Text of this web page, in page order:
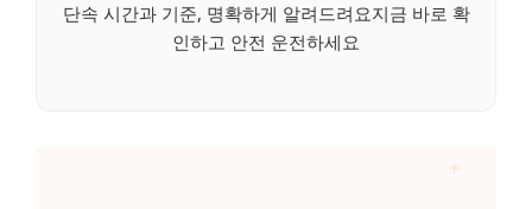
단속 시간과 기준, 명확하게 알려드려요지금 바로 확
인하고 안전 운전하세요